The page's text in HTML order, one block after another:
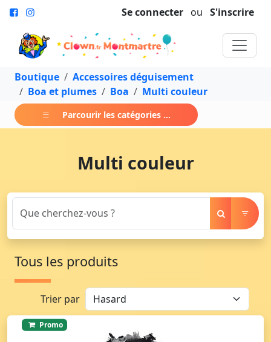
Se connecter ou S'inscrire
Boutique
Accessoires déguisement
Boa et plumes
Boa Multi couleur
Parcourir les catégories ...
Multi couleur
Tous les produits
Trier par
Promo